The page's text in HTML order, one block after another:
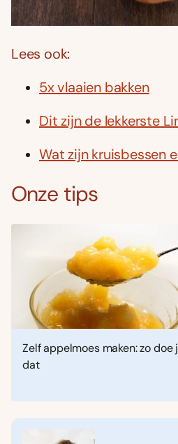
Lees ook:
5x vlaaien bakken
Dit zijn de lekkerste
Wat zijn kruisbessen
Onze tips
Zelf appelmoes maken: zo doe
dat